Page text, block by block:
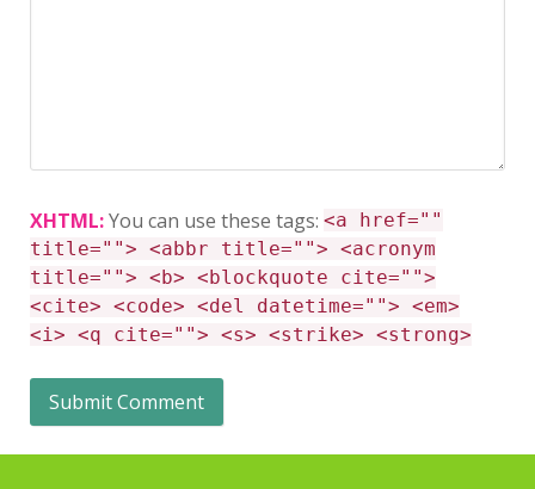
XHTML:You can use these tags: <a href=""
title=""> <abbr title=""> <acronym
title=""> <b> <blockquote cite="">
<cite> <code> <del datetime=""> <em>
<i> <q cite=""> <s> <strike> <strong>